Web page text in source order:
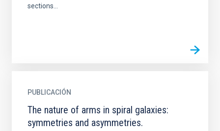
sections...
PUBLICACIÓN
The nature of arms in spiral galaxies:
symmetries and asymmetries.